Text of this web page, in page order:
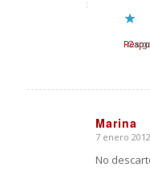
Marina
Dice:
7 enero
No